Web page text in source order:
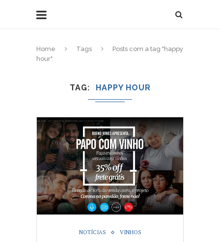
Home Tags
Posts com a tag "happy
hour"
TAG HAPPY HOUR
NOTÍCIAS VINHOS